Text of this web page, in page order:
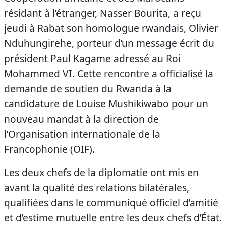
résidant à l’étranger, Nasser Bourita, a reçu
jeudi à Rabat son homologue rwandais, Olivier
Nduhungirehe, porteur d’un message écrit du
président Paul Kagame adressé au Roi
Mohammed VI. Cette rencontre a officialisé la
demande de soutien du Rwanda à la
candidature de Louise Mushikiwabo pour un
nouveau mandat à la direction de
l’Organisation internationale de la
Francophonie (OIF).
Les deux chefs de la diplomatie ont mis en
avant la qualité des relations bilatérales,
qualifiées dans le communiqué officiel d’amitié
et d’estime mutuelle entre les deux chefs d’État.